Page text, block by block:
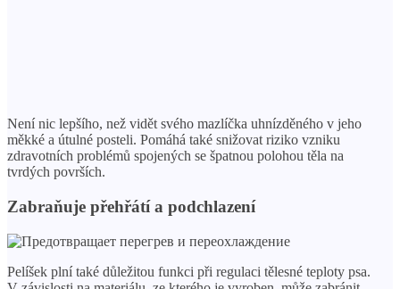
Není nic lepšího, než vidět svého mazlíčka uhnízděného v jeho
měkké a útulné posteli. Pomáhá také snižovat riziko vzniku
zdravotních problémů spojených se špatnou polohou těla na
tvrdých površích.
Zabraňuje přehřátí a podchlazení
Pelíšek plní také důležitou funkci při regulaci tělesné teploty psa.